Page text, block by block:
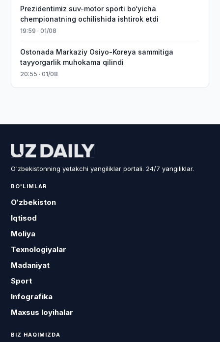
Prezidentimiz suv-motor sporti bo‘yicha
chempionatning ochilishida ishtirok etdi
19:59 · 01/08
Ostonada Markaziy Osiyo-Koreya sammitiga
tayyorgarlik muhokama qilindi
20:55 · 01/08
O'zbekistonning yetakchi yangiliklar portali. 24/7 yangiliklar.
BO'LIMLAR
O‘zbekiston
Iqtisod
Moliya
Texnologiyalar
Madaniyat
Sport
Infografika
Maxsus loyihalar
BIZ HAQIMIZDA